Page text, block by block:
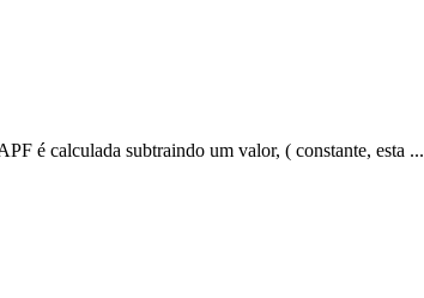
é calculada subtraindo um valor, ( constante, esta ...